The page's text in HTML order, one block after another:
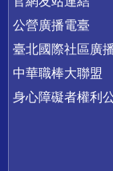
公營廣播電臺
臺北國際社區廣
中華職棒大聯盟
身心障礙者權利